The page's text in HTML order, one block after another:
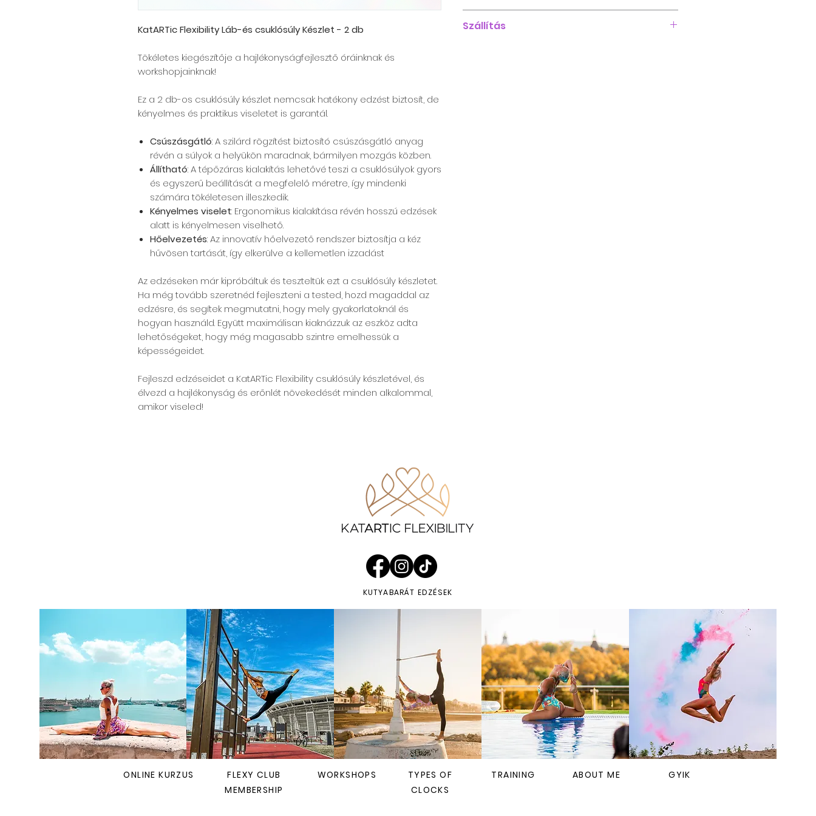
KatARTic Flexibility Láb-és csuklósúly Készlet - 2 db
Tökéletes kiegészítője a hajlékonyságfejlesztő óráinknak és
workshopjainknak!
Ez a 2 db-os csuklósúly készlet nemcsak hatékony edzést biztosít, de
kényelmes és praktikus viseletet is garantál.
Csúszásgátló: A szilárd rögzítést biztosító csúszásgátló anyag
révén a súlyok a helyükön maradnak, bármilyen mozgás közben.
Állítható: A tépőzáras kialakítás lehetővé teszi a csuklósúlyok gyors
és egyszerű beállítását a megfelelő méretre, így mindenki
számára tökéletesen illeszkedik.
Kényelmes viselet: Ergonomikus kialakítása révén hosszú edzések
alatt is kényelmesen viselhető.
Hőelvezetés: Az innovatív hőelvezető rendszer biztosítja a kéz
hűvösen tartását, így elkerülve a kellemetlen izzadást
Az edzéseken már kipróbáltuk és teszteltük ezt a csuklósúly készletet.
Ha még tovább szeretnéd fejleszteni a tested, hozd magaddal az
edzésre, és segítek megmutatni, hogy mely gyakorlatoknál és
hogyan használd. Együtt maximálisan kiaknázzuk az eszköz adta
lehetőségeket, hogy még magasabb szintre emelhessük a
képességeidet.
Fejleszd edzéseidet a KatARTic Flexibility csuklósúly készletével, és
élvezd a hajlékonyság és erőnlét növekedését minden alkalommal,
amikor viseled!
Praktikus és hatékony: Segít növelni az
edzés intenzitását és hatékonyságát,
Szállítás
KUTYABARÁT EDZÉSEK
ONLINE KURZUS
FLEXY CLUB
MEMBERSHIP
WORKSHOPS
TYPES OF
CLOCKS
TRAINING ABOUT ME GYIK